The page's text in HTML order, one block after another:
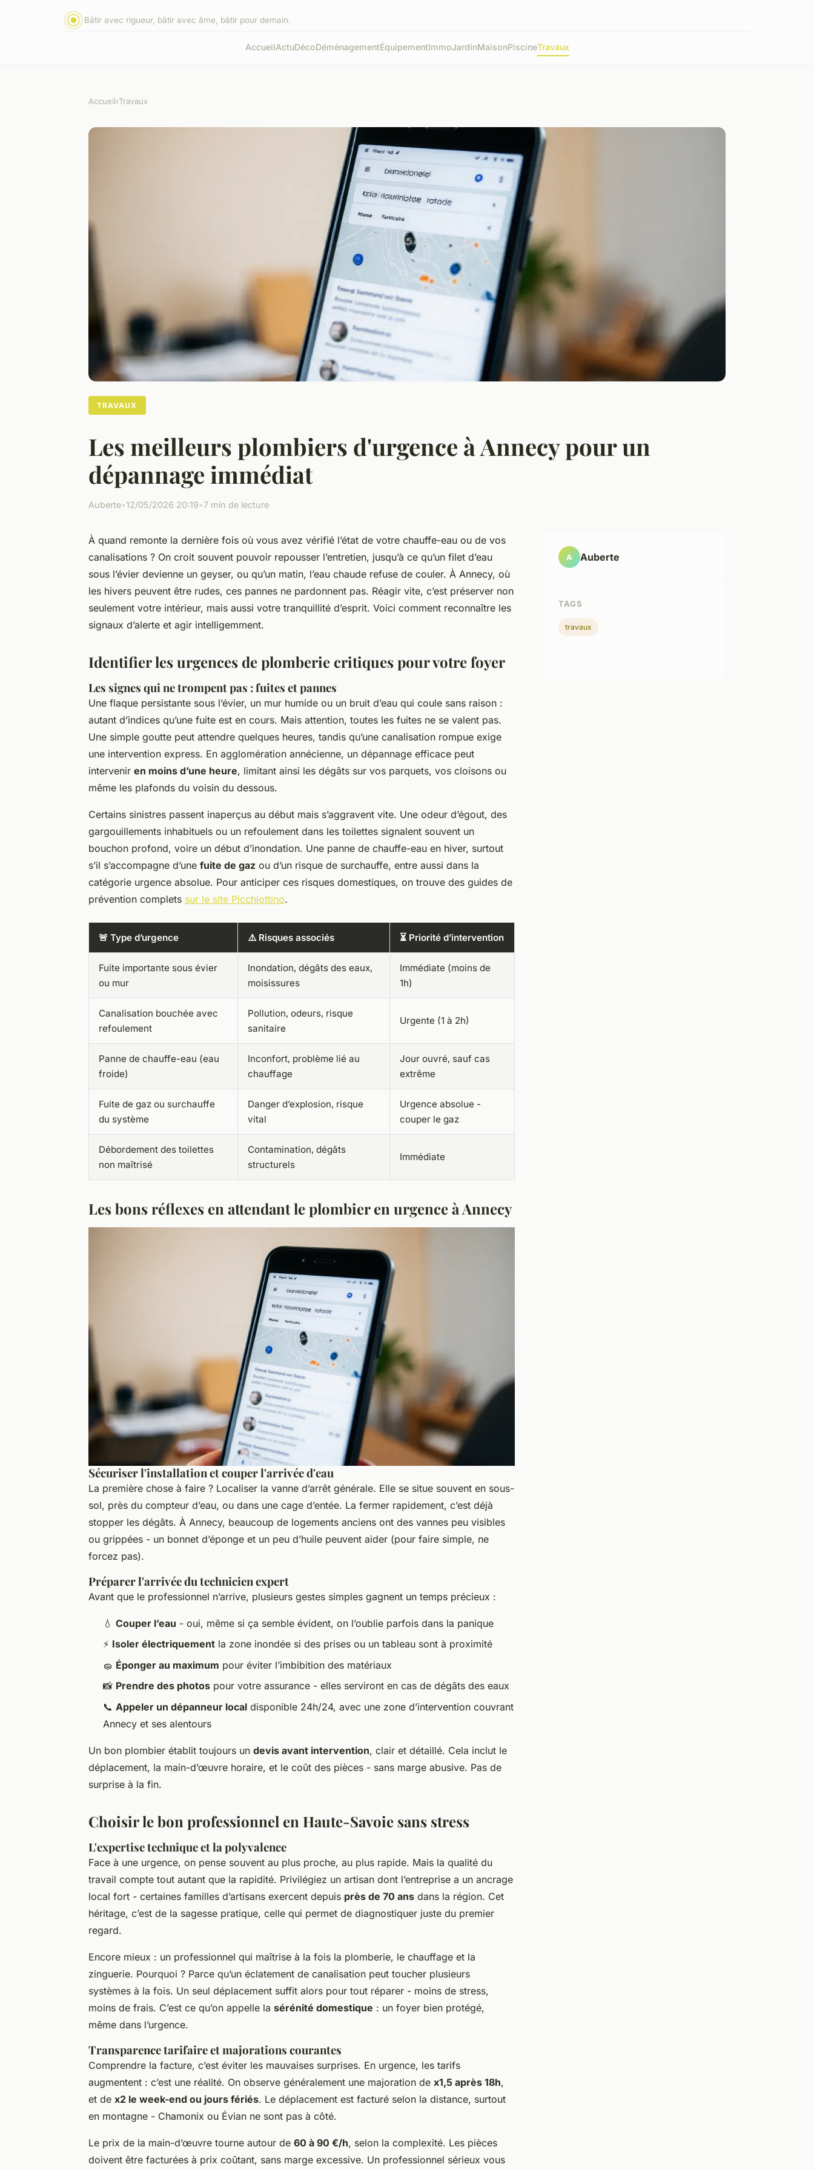
Bâtir avec rigueur, bâtir avec âme, bâtir pour demain.
AccueilActuDécoDéménagementÉquipementImmoJardinMaisonPiscineTravaux
Accueil›Travaux
TRAVAUX
Les meilleurs plombiers d'urgence à Annecy pour un
dépannage immédiat
Auberte•12/05/2026 20:19•7 min de lecture
À quand remonte la dernière fois où vous avez vérifié l’état de votre chauffe-eau ou de vos
canalisations ? On croit souvent pouvoir repousser l’entretien, jusqu’à ce qu’un filet d’eau
sous l’évier devienne un geyser, ou qu’un matin, l’eau chaude refuse de couler. À Annecy, où
les hivers peuvent être rudes, ces pannes ne pardonnent pas. Réagir vite, c’est préserver non
seulement votre intérieur, mais aussi votre tranquillité d’esprit. Voici comment reconnaître les
signaux d’alerte et agir intelligemment.
Identifier les urgences de plomberie critiques pour votre foyer
Les signes qui ne trompent pas : fuites et pannes
Une flaque persistante sous l’évier, un mur humide ou un bruit d’eau qui coule sans raison :
autant d’indices qu’une fuite est en cours. Mais attention, toutes les fuites ne se valent pas.
Une simple goutte peut attendre quelques heures, tandis qu’une canalisation rompue exige
une intervention express. En agglomération annécienne, un dépannage efficace peut
intervenir en moins d’une heure, limitant ainsi les dégâts sur vos parquets, vos cloisons ou
même les plafonds du voisin du dessous.
Certains sinistres passent inaperçus au début mais s’aggravent vite. Une odeur d’égout, des
gargouillements inhabituels ou un refoulement dans les toilettes signalent souvent un
bouchon profond, voire un début d’inondation. Une panne de chauffe-eau en hiver, surtout
s’il s’accompagne d’une fuite de gaz ou d’un risque de surchauffe, entre aussi dans la
catégorie urgence absolue. Pour anticiper ces risques domestiques, on trouve des guides de
prévention complets sur le site Picchiottino.
🚨 Type d’urgence ⚠️ Risques associés ⏳ Priorité d’intervention
Fuite importante sous évier
ou mur
Inondation, dégâts des eaux,
moisissures
Immédiate (moins de
1h)
Canalisation bouchée avec
refoulement
Pollution, odeurs, risque
sanitaire
Urgente (1 à 2h)
Panne de chauffe-eau (eau
froide)
Inconfort, problème lié au
chauffage
Jour ouvré, sauf cas
extrême
Fuite de gaz ou surchauffe
du système
Danger d’explosion, risque
vital
Urgence absolue -
couper le gaz
Débordement des toilettes
non maîtrisé
Contamination, dégâts
structurels
Immédiate
Les bons réflexes en attendant le plombier en urgence à Annecy
Sécuriser l'installation et couper l'arrivée d'eau
La première chose à faire ? Localiser la vanne d’arrêt générale. Elle se situe souvent en sous-
sol, près du compteur d’eau, ou dans une cage d’entée. La fermer rapidement, c’est déjà
stopper les dégâts. À Annecy, beaucoup de logements anciens ont des vannes peu visibles
ou grippées - un bonnet d’éponge et un peu d’huile peuvent aider (pour faire simple, ne
forcez pas).
Préparer l'arrivée du technicien expert
Avant que le professionnel n’arrive, plusieurs gestes simples gagnent un temps précieux :
💧 Couper l’eau - oui, même si ça semble évident, on l’oublie parfois dans la panique
⚡ Isoler électriquement la zone inondée si des prises ou un tableau sont à proximité
🧽 Éponger au maximum pour éviter l’imbibition des matériaux
📸 Prendre des photos pour votre assurance - elles serviront en cas de dégâts des eaux
📞 Appeler un dépanneur local disponible 24h/24, avec une zone d’intervention couvrant
Annecy et ses alentours
Un bon plombier établit toujours un devis avant intervention, clair et détaillé. Cela inclut le
déplacement, la main-d’œuvre horaire, et le coût des pièces - sans marge abusive. Pas de
surprise à la fin.
Choisir le bon professionnel en Haute-Savoie sans stress
L'expertise technique et la polyvalence
Face à une urgence, on pense souvent au plus proche, au plus rapide. Mais la qualité du
travail compte tout autant que la rapidité. Privilégiez un artisan dont l’entreprise a un ancrage
local fort - certaines familles d’artisans exercent depuis près de 70 ans dans la région. Cet
héritage, c’est de la sagesse pratique, celle qui permet de diagnostiquer juste du premier
regard.
Encore mieux : un professionnel qui maîtrise à la fois la plomberie, le chauffage et la
zinguerie. Pourquoi ? Parce qu’un éclatement de canalisation peut toucher plusieurs
systèmes à la fois. Un seul déplacement suffit alors pour tout réparer - moins de stress,
moins de frais. C’est ce qu’on appelle la sérénité domestique : un foyer bien protégé,
même dans l’urgence.
Transparence tarifaire et majorations courantes
Comprendre la facture, c’est éviter les mauvaises surprises. En urgence, les tarifs
augmentent : c’est une réalité. On observe généralement une majoration de x1,5 après 18h,
et de x2 le week-end ou jours fériés. Le déplacement est facturé selon la distance, surtout
en montagne - Chamonix ou Évian ne sont pas à côté.
Le prix de la main-d’œuvre tourne autour de 60 à 90 €/h, selon la complexité. Les pièces
doivent être facturées à prix coûtant, sans marge excessive. Un professionnel sérieux vous
A Auberte
TAGS
travaux